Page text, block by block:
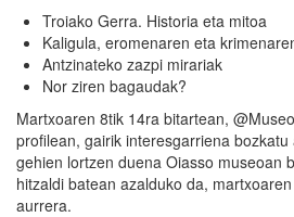
Troiako Gerra. Historia eta mitoa
Kaligula, eromenaren eta
Antzinateko zazpi mirariak
Nor ziren bagaudak?
Martxoaren 8tik 14ra bitartean,
profilean, gairik interesgarriena
gehien lortzen duena Oiasso museoan
hitzaldi batean azalduko da,
aurrera.